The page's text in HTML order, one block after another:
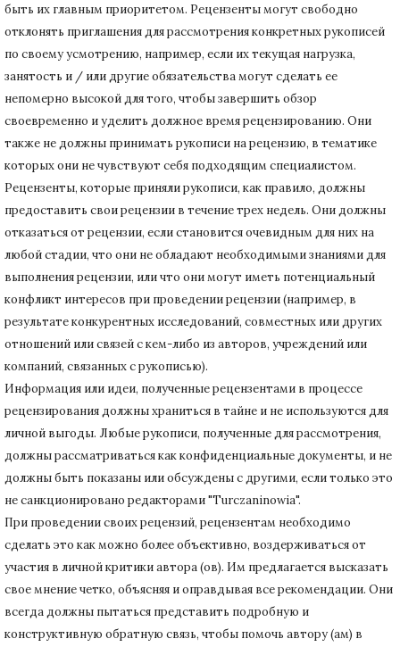
быть их главным приоритетом. Рецензенты могут свободно
отклонять приглашения для рассмотрения конкретных рукописей
по своему усмотрению, например, если их текущая нагрузка,
занятость и / или другие обязательства могут сделать ее
непомерно высокой для того, чтобы завершить обзор
своевременно и уделить должное время рецензированию. Они
также не должны принимать рукописи на рецензию, в тематике
которых они не чувствуют себя подходящим специалистом.
Рецензенты, которые приняли рукописи, как правило, должны
предоставить свои рецензии в течение трех недель. Они должны
отказаться от рецензии, если становится очевидным для них на
любой стадии, что они не обладают необходимыми знаниями для
выполнения рецензии, или что они могут иметь потенциальный
конфликт интересов при проведении рецензии (например, в
результате конкурентных исследований, совместных или других
отношений или связей с кем-либо из авторов, учреждений или
компаний, связанных с рукописью).
Информация или идеи, полученные рецензентами в процессе
рецензирования должны храниться в тайне и не используются для
личной выгоды. Любые рукописи, полученные для рассмотрения,
должны рассматриваться как конфиденциальные документы, и не
должны быть показаны или обсуждены с другими, если только это
не санкционировано редакторами "Turczaninowia".
При проведении своих рецензий, рецензентам необходимо
сделать это как можно более объективно, воздерживаться от
участия в личной критики автора (ов). Им предлагается высказать
свое мнение четко, объясняя и оправдывая все рекомендации. Они
всегда должны пытаться представить подробную и
конструктивную обратную связь, чтобы помочь автору (ам) в